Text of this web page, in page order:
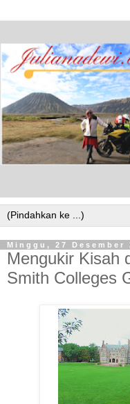
Minggu, 27 Desember
Mengukir Kisah
Smith Colleges